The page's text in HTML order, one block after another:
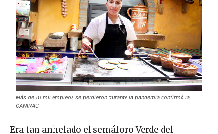
Más de 10 mil empleos se perdieron durante la pandemia confirmó la
CANIRAC
Era tan anhelado el semáforo Verde del